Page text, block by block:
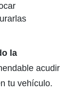
la
acudir
tu vehículo.